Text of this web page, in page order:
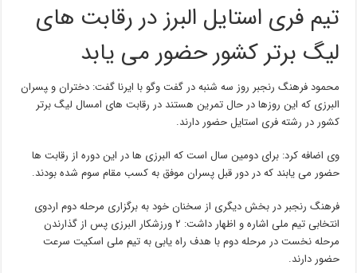
تیم فری استایل البرز در رقابت های
لیگ برتر کشور حضور می یابد
محمود فرهنگ رنجبر روز سه شنبه در گفت وگو با ایرنا گفت: دختران و ‍پسران
البرزی که این روزها در حال تمرین هستند در رقابت های امسال لیگ برتر
کشور در رشته فری استایل حضور دارند.
وی اضافه کرد: برای دومین سال است که البرزی ها در این دوره از رقابت ها
حضور می یابند که در دور قبل پسران موفق به کسب مقام سوم شده بودند.
فرهنگ رنجبر در بخش دیگری از سخنان خود به برگزاری مرحله دوم اردوی
انتخابی تیم ملی اشاره و اظهار داشت: ۲ ورزشکار البرزی پس از گذارندن
مرحله نخست در مرحله دوم با هدف راه یابی به تیم ملی اسکیت سرعت
حضور دارند.